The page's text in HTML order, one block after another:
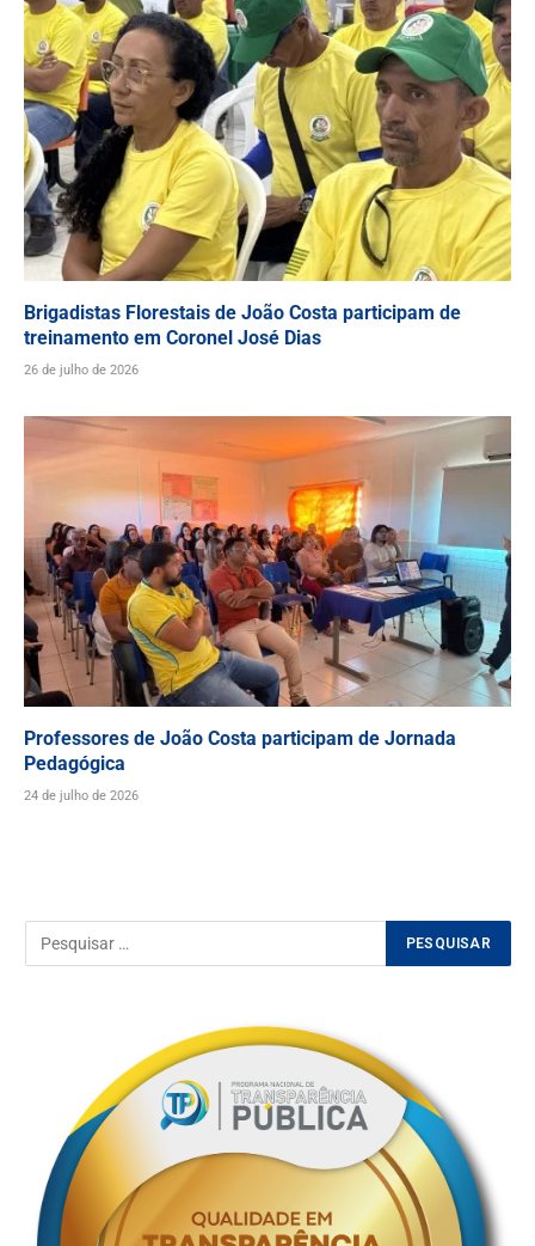
Brigadistas Florestais de João Costa participam de
treinamento em Coronel José Dias
26 de julho de 2026
Professores de João Costa participam de Jornada
Pedagógica
24 de julho de 2026